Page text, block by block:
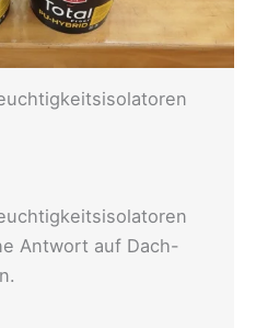
Antwort auf Dach-